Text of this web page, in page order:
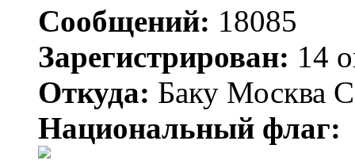
Сообщений: 18085
Зарегистрирован: 14
Откуда: Баку Москва
Национальный флаг: